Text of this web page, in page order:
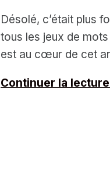
Désolé, c’était plus
tous les jeux de mots
est au cœur de cet
Continuer la